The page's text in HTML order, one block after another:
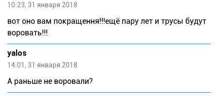
10:23, 31 января 2018
вот оно вам покращення!!!ещё пару лет и трусы будут
воровать!!!
yalos
14:01, 31 января 2018
А раньше не воровали?